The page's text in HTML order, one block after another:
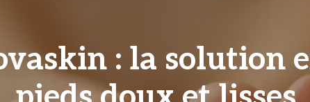
: la solution